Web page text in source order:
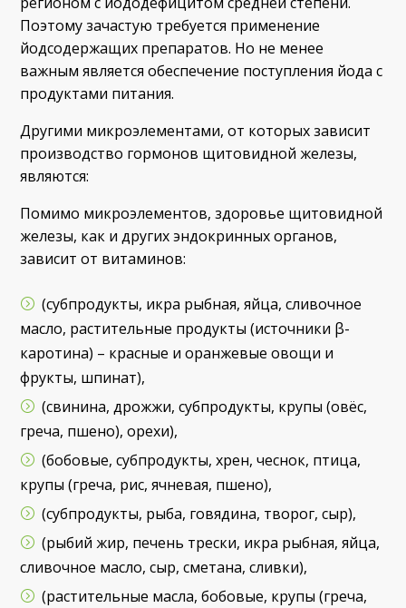
Поэтому зачастую требуется применение
йодсодержащих препаратов. Но не менее
важным является обеспечение поступления йода с
продуктами питания.
Другими микроэлементами, от которых зависит
производство гормонов щитовидной железы,
являются:
Помимо микроэлементов, здоровье щитовидной
железы, как и других эндокринных органов,
зависит от витаминов:
(субпродукты, икра рыбная, яйца, сливочное
масло, растительные продукты (источники β-
каротина) – красные и оранжевые овощи и
фрукты, шпинат),
(свинина, дрожжи, субпродукты, крупы (овёс,
греча, пшено), орехи),
(бобовые, субпродукты, хрен, чеснок, птица,
крупы (греча, рис, ячневая, пшено),
(субпродукты, рыба, говядина, творог, сыр),
(рыбий жир, печень трески, икра рыбная, яйца,
сливочное масло, сыр, сметана, сливки),
(растительные масла, бобовые, крупы (греча,